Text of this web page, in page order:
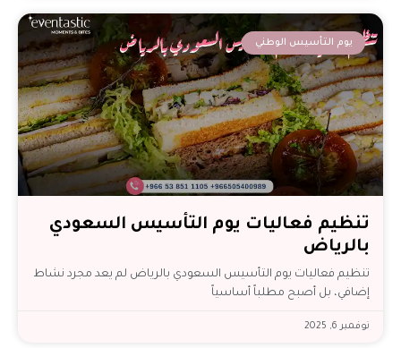
يوم التأسيس الوطني
تنظيم فعاليات يوم التأسيس السعودي
بالرياض
تنظيم فعاليات يوم التأسيس السعودي بالرياض لم يعد مجرد نشاط
إضافي، بل أصبح مطلباً أساسياً
نوفمبر 6, 2025